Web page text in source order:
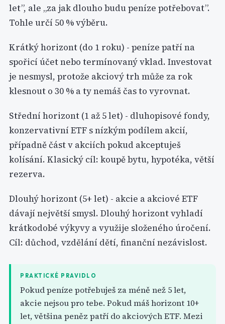
let”, ale „za jak dlouho budu peníze potřebovat”.
Tohle určí 50 % výběru.
Krátký horizont (do 1 roku) - peníze patří na
spořicí účet nebo termínovaný vklad. Investovat
je nesmysl, protože akciový trh může za rok
klesnout o 30 % a ty nemáš čas to vyrovnat.
Střední horizont (1 až 5 let) - dluhopisové fondy,
konzervativní ETF s nízkým podílem akcií,
případně část v akciích pokud akceptuješ
kolísání. Klasický cíl: koupě bytu, hypotéka, větší
rezerva.
Dlouhý horizont (5+ let) - akcie a akciové ETF
dávají největší smysl. Dlouhý horizont vyhladí
krátkodobé výkyvy a využije složeného úročení.
Cíl: důchod, vzdělání dětí, finanční nezávislost.
PRAKTICKÉ PRAVIDLO
Pokud peníze potřebuješ za méně než 5 let,
akcie nejsou pro tebe. Pokud máš horizont 10+
let, většina peněz patří do akciových ETF. Mezi